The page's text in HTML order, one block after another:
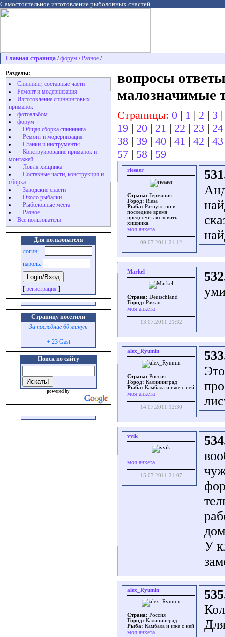
Самостоятельное изготовление рыболовных снастей.
Главная страница / форум / Разное /
Разделы:
Спиннинг, составные части
Ремонт и модернизация
Изготовление спиннинговых
приманок
фотоальбом
форум
Общая сборка спиннинга
Ремонт и модернизация
Станки и инструменты
Конструирование приманок и
монтажей
Ловля хищника
Cоставные части, конструкция и
сборка
Заводские снасти
Около рыбалки
Рыболовные места
Разное
Все пользователи
Для пользователя
логин:
пароль:
[ регистрация ]
Страницу посетили
За последние 60 минут
+ 23 Gast
Поиск по сайту
powered by
вопросы
малозначимые
Страницы: 0 | 1 | 2 | 3
19 | 20 | 21 | 22 | 23 | 24
38 | 39 | 40 | 41 | 42 | 43
57 | 58 | 59
riesaer
Страна: Германия
Город: Riesa
Рыба: Разную, но в
последнее время
предпочитаю ловить
хищника.
моя анкета
09.07.2011 21:12
Markel
Страна: Deutschland
Город: Passau
моя анкета
13.07.2011 21:32
alex_Ryumin
Страна: Россия
Город: Калининград
Рыба: Камбала и иже с ней
моя анкета
14.07.2011 12:30
vvik
моя анкета
15.07.2011 21:07
У
alex_Ryumin
Страна: Россия
Город: Калининград
Рыба: Камбала и иже с ней
моя анкета